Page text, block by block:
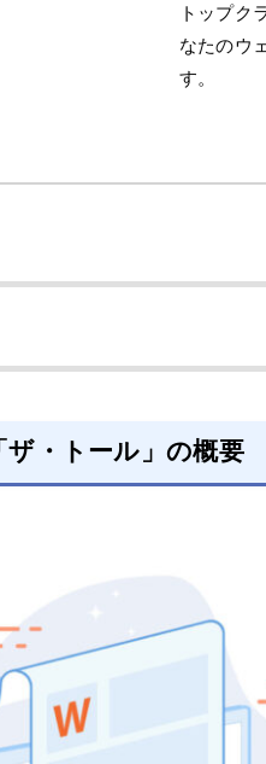
トップク
なたのウ
す。
・トール」の概要